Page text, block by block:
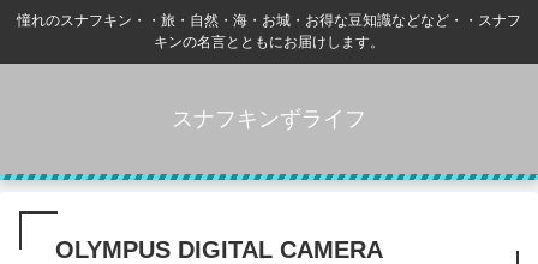
憧れのスナフキン・・旅・自然・海・お城・お得な豆知識などなど・・スナフ
キンの名言とともにお届けします。
スナフキンずライフ
OLYMPUS DIGITAL CAMERA